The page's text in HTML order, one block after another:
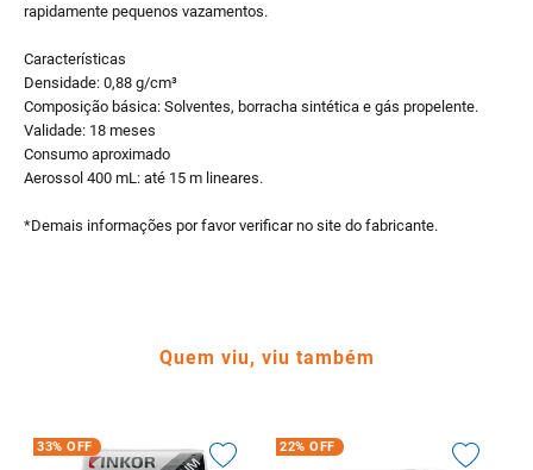
rapidamente pequenos vazamentos.
Características
Densidade: 0,88 g/cm³
Composição básica: Solventes, borracha sintética e gás propelente.
Validade: 18 meses
Consumo aproximado
Aerossol 400 mL: até 15 m lineares.
*Demais informações por favor verificar no site do fabricante.
Quem viu, viu também
33% OFF 22% OFF